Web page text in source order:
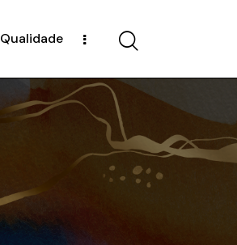
Qualidade